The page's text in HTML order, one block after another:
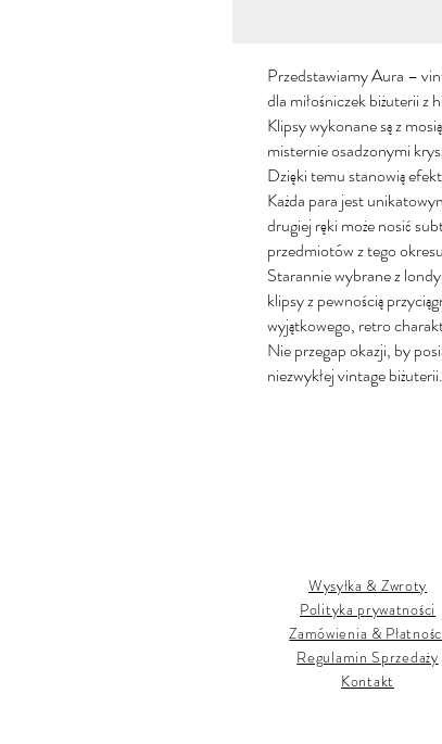
Przedstawiamy Aura –
dla miłośniczek biżuterii z
Klipsy wykonane są z
misternie osadzonymi
Dzięki temu stanowią
Każda para jest
drugiej ręki może nosić
przedmiotów z tego
Starannie wybrane z
klipsy z pewnością
wyjątkowego, retro
Nie przegap okazji, by
niezwykłej vintage biżuterii.
Wysyłka & Zwroty
Polityka prywatności
Zamówienia &
Regulamin Sprzedaży
Kontakt